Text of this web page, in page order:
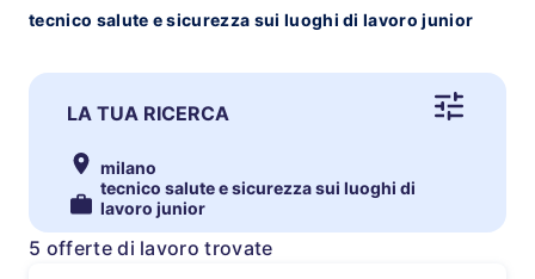
tecnico salute e sicurezza sui luoghi di lavoro junior
LA TUA RICERCA
milano
tecnico salute e sicurezza sui luoghi di
lavoro junior
5 offerte di lavoro trovate